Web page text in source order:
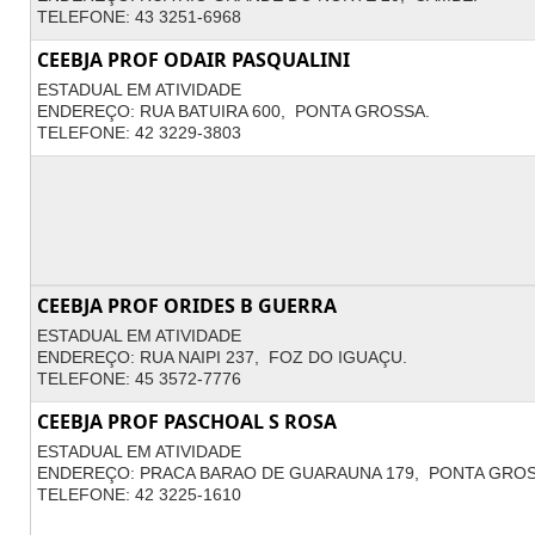
TELEFONE: 43 3251-6968
CEEBJA PROF ODAIR PASQUALINI
ESTADUAL EM ATIVIDADE
ENDEREÇO: RUA BATUIRA 600, PONTA GROSSA.
TELEFONE: 42 3229-3803
CEEBJA PROF ORIDES B GUERRA
ESTADUAL EM ATIVIDADE
ENDEREÇO: RUA NAIPI 237, FOZ DO IGUAÇU.
TELEFONE: 45 3572-7776
CEEBJA PROF PASCHOAL S ROSA
ESTADUAL EM ATIVIDADE
ENDEREÇO: PRACA BARAO DE GUARAUNA 179, PONTA
TELEFONE: 42 3225-1610